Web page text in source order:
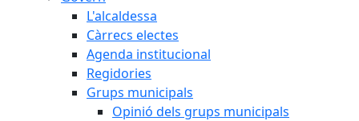
L'alcaldessa
Càrrecs electes
Agenda institucional
Regidories
Grups municipals
Opinió dels grups municipals